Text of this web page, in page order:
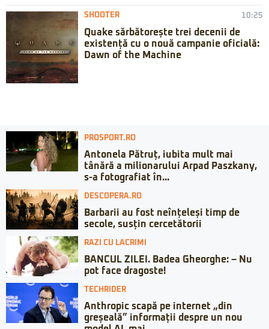
SHOOTER 10:25
Quake sărbătorește trei decenii de
existență cu o nouă campanie oficială:
Dawn of the Machine
PROSPORT.RO
Antonela Pătruț, iubita mult mai
tânără a milionarului Arpad Paszkany,
s-a fotografiat în...
DESCOPERA.RO
Barbarii au fost neînțeleși timp de
secole, susțin cercetătorii
RAZI CU LACRIMI
BANCUL ZILEI. Badea Gheorghe: – Nu
pot face dragoste!
TECHRIDER
Anthropic scapă pe internet „din
greșeală” informații despre un nou